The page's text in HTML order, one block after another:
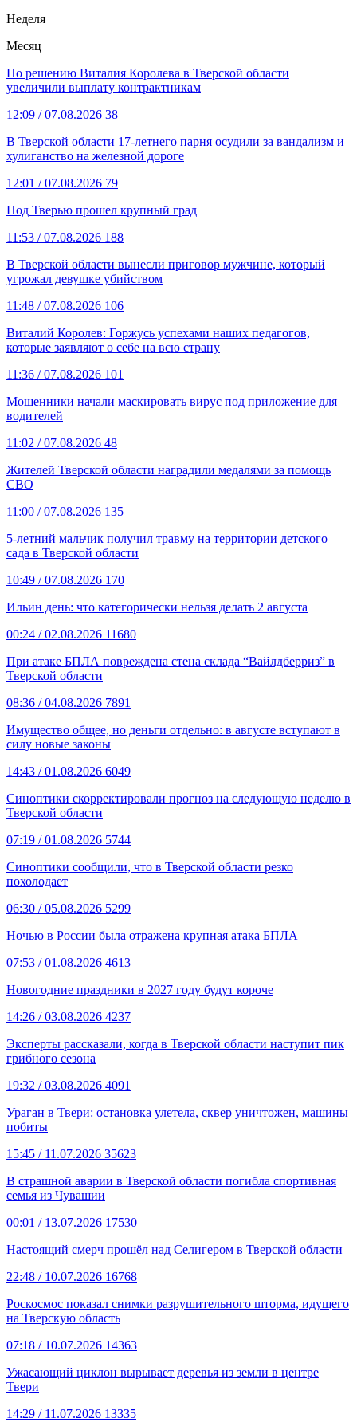
Неделя
Месяц
По решению Виталия Королева в Тверской области
увеличили выплату контрактникам
12:09 / 07.08.2026 38
В Тверской области 17-летнего парня осудили за вандализм и
хулиганство на железной дороге
12:01 / 07.08.2026 79
Под Тверью прошел крупный град
11:53 / 07.08.2026 188
В Тверской области вынесли приговор мужчине, который
угрожал девушке убийством
11:48 / 07.08.2026 106
Виталий Королев: Горжусь успехами наших педагогов,
которые заявляют о себе на всю страну
11:36 / 07.08.2026 101
Мошенники начали маскировать вирус под приложение для
водителей
11:02 / 07.08.2026 48
Жителей Тверской области наградили медалями за помощь
СВО
11:00 / 07.08.2026 135
5-летний мальчик получил травму на территории детского
сада в Тверской области
10:49 / 07.08.2026 170
Ильин день: что категорически нельзя делать 2 августа
00:24 / 02.08.2026 11680
При атаке БПЛА повреждена стена склада “Вайлдберриз” в
Тверской области
08:36 / 04.08.2026 7891
Имущество общее, но деньги отдельно: в августе вступают в
силу новые законы
14:43 / 01.08.2026 6049
Синоптики скорректировали прогноз на следующую неделю в
Тверской области
07:19 / 01.08.2026 5744
Синоптики сообщили, что в Тверской области резко
похолодает
06:30 / 05.08.2026 5299
Ночью в России была отражена крупная атака БПЛА
07:53 / 01.08.2026 4613
Новогодние праздники в 2027 году будут короче
14:26 / 03.08.2026 4237
Эксперты рассказали, когда в Тверской области наступит пик
грибного сезона
19:32 / 03.08.2026 4091
Ураган в Твери: остановка улетела, сквер уничтожен, машины
побиты
15:45 / 11.07.2026 35623
В страшной аварии в Тверской области погибла спортивная
семья из Чувашии
00:01 / 13.07.2026 17530
Настоящий смерч прошёл над Селигером в Тверской области
22:48 / 10.07.2026 16768
Роскосмос показал снимки разрушительного шторма, идущего
на Тверскую область
07:18 / 10.07.2026 14363
Ужасающий циклон вырывает деревья из земли в центре
Твери
14:29 / 11.07.2026 13335